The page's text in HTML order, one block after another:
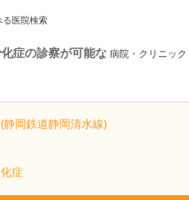
る医院検索
症の診察が可能な 病院・クリニック
静岡鉄道静岡清水線)
症